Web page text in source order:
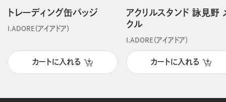
トレーディング缶バッジ
I.ADORE（アイアドア）
カートに入れる
アクリルスタンド 詠見野
クル
I.ADORE（アイアドア）
カートに入れる